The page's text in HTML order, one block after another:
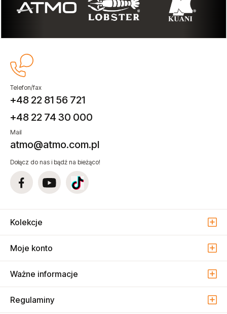
Telefon/fax
+48 22 81 56 721
+48 22 74 30 000
Mail
atmo@atmo.com.pl
Dołącz do nas i bądź na bieżąco!
Kolekcje
Moje konto
Ważne informacje
Regulaminy